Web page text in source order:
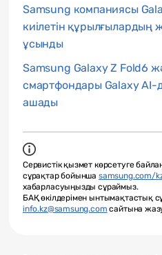
Samsung компаниясы
киілетін құрылғылардың
ұсынды
Samsung Galaxy Z Fold6
смартфондары Galaxy AI-
ашады
Сервистік қызмет көрсетуге
сұрақтар бойынша samsung.com/
хабарласуыңызды сұраймыз.
БАҚ өкілдерімен ынтымақтастық
info.kz@samsung.com сайтына